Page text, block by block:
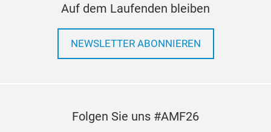
Auf dem Laufenden bleiben
NEWSLETTER ABONNIEREN
Folgen Sie uns #AMF26